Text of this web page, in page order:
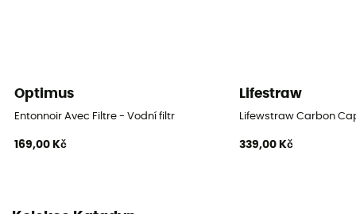
Optimus
Entonnoir Avec Filtre - Vodní filtr
169,00 Kč
Lifestraw
Lifewstraw Carbon
339,00 Kč